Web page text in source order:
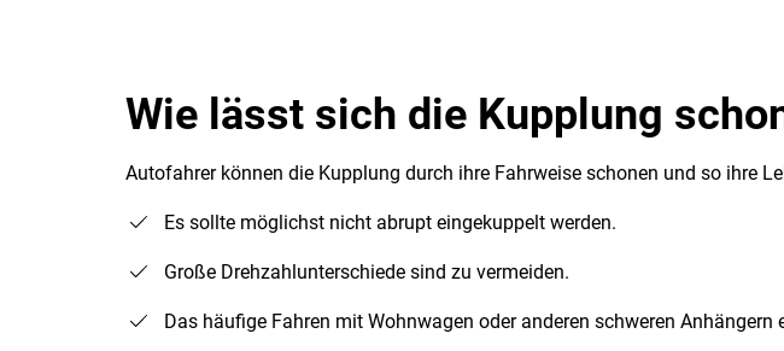
Wie lässt sich die Kupplung
Autofahrer können die Kupplung durch ihre Fahrweise schonen und so ihre
Es sollte möglichst nicht abrupt eingekuppelt werden.
Große Drehzahlunterschiede sind zu vermeiden.
Das häufige Fahren mit Wohnwagen oder anderen schweren Anhängern